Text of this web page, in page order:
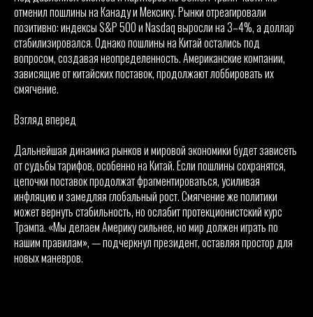
отменил пошлины на Канаду и Мексику. Рынки отреагировали
позитивно: индексы S&P 500 и Nasdaq выросли на 3–4%, а доллар
стабилизировался. Однако пошлины на Китай остались под
вопросом, создавая неопределенность. Американские компании,
зависящие от китайских поставок, продолжают лоббировать их
смягчение.
Взгляд вперед
Дальнейшая динамика рынков и мировой экономики будет зависеть
от судьбы тарифов, особенно на Китай. Если пошлины сохранятся,
цепочки поставок продолжат фрагментироваться, усиливая
инфляцию и замедляя глобальный рост. Смягчение же политики
может вернуть стабильность, но ослабит протекционистский курс
Трампа. «Мы делаем Америку сильнее, но мир должен играть по
нашим правилам», — подчеркнул президент, оставляя простор для
новых маневров.